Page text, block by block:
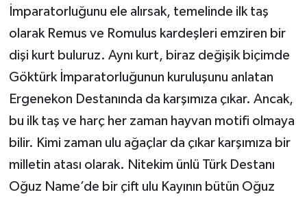
İmparatorluğunu ele alırsak, temelinde ilk taş
olarak Remus ve Romulus kardeşleri emziren bir
dişi kurt buluruz. Aynı kurt, biraz değişik biçimde
Göktürk İmparatorluğunun kuruluşunu anlatan
Ergenekon Destanında da karşımıza çıkar. Ancak,
bu ilk taş ve harç her zaman hayvan motifi olmaya
bilir. Kimi zaman ulu ağaçlar da çıkar karşımıza bir
milletin atası olarak. Nitekim ünlü Türk Destanı
Oğuz Name’de bir çift ulu Kayının bütün Oğuz